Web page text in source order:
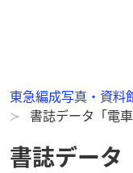
東急編成写真・資料
書誌データ「電
書誌データ